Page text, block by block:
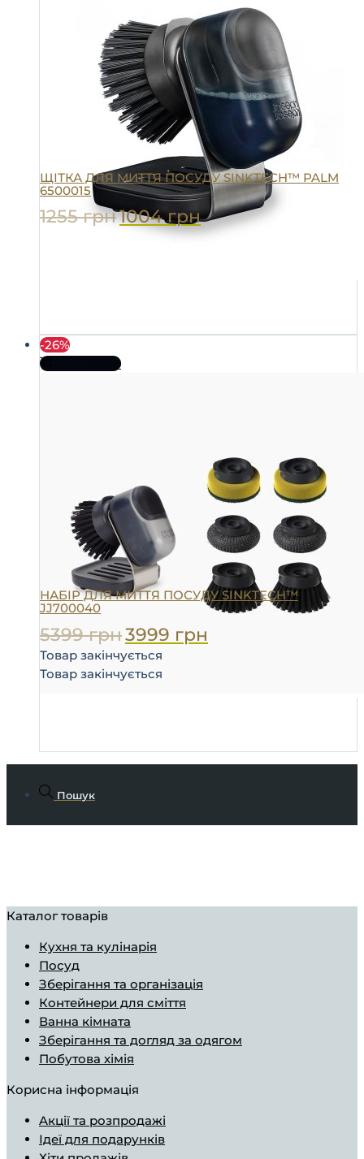
ЩІТКА ДЛЯ МИТТЯ ПОСУДУ SINKTECH™ PALM
6500015
1255грн1004грн
-26%
Про товар
НАБІР ДЛЯ МИТТЯ ПОСУДУ SINKTECH™
JJ700040
5399грн3999 грн
Товар закінчується
Товар закінчується
Пошук
Каталог товарів
Кухня та кулінарія
Посуд
Зберігання та організація
Контейнери для сміття
Ванна кімната
Зберігання та догляд за одягом
Побутова хімія
Корисна інформація
Aкції та розпродажі
Ідеї ​​для подарунків